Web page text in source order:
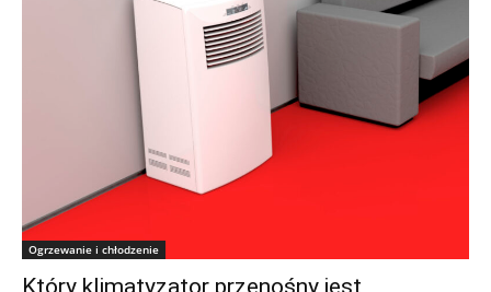
Ogrzewanie i chłodzenie
Który klimatyzator przenośny jest